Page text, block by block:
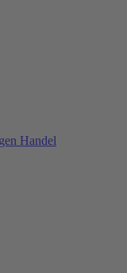
Handel